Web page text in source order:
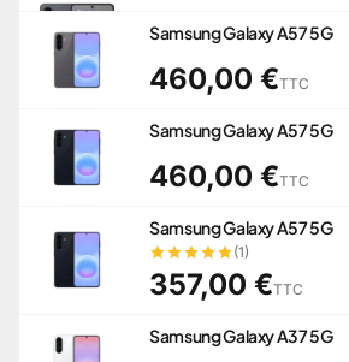
Samsung Galaxy A57 5G
460,00 €TTC
Samsung Galaxy A57 5G
460,00 €TTC
Samsung Galaxy A57 5G
(1)
357,00 €TTC
Samsung Galaxy A37 5G